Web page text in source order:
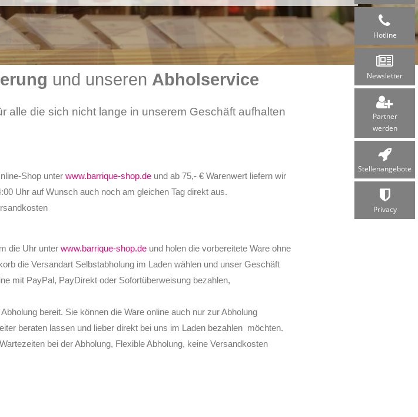
und unseren Abholservice
alle die sich nicht lange in unserem Geschäft aufhalten
Shop unter www.barrique-shop.deund ab 75,- € Warenwert liefern wir
Uhr auf Wunsch auch noch am gleichen Tag direkt aus.
die Uhr unter www.barrique-shop.deund holen die vorbereitete Ware ohne
die Versandart Selbstabholung im Laden wählen und unser Geschäft
mit PayPal, PayDirekt oder Sofortüberweisung bezahlen,
bereit. Sie können die Ware online auch nur zur Abholung
beraten lassen und lieber direkt bei uns im Laden bezahlen möchten.
bei der Abholung, Flexible Abholung, keine Versandkosten
Hotline
Newsletter
Partner
werden
Stellen­angebote
Privacy